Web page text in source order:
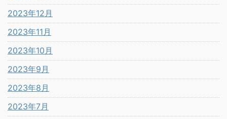
2023年12月
2023年11月
2023年10月
2023年9月
2023年8月
2023年7月